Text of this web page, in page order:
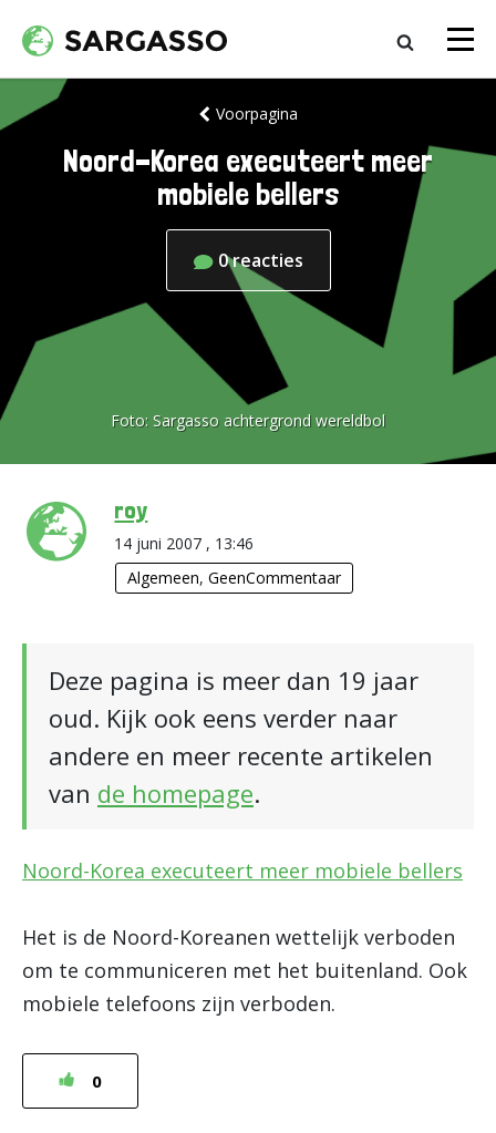
Voorpagina
Noord-Korea executeert meer
mobiele bellers
0reacties
Foto: Sargasso achtergrond wereldbol
roy
14 juni 2007 , 13:46
Algemeen,GeenCommentaar
Deze pagina is meer dan 19 jaar
oud. Kijk ook eens verder naar
andere en meer recente artikelen
van de homepage.
Noord-Korea executeert meer mobiele bellers
Het is de Noord-Koreanen wettelijk verboden
om te communiceren met het buitenland. Ook
mobiele telefoons zijn verboden.
0